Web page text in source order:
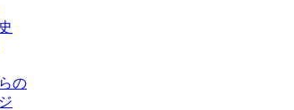
の